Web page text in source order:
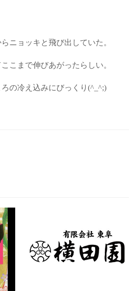
ニョッキと飛び出していた。
こまで伸びあがったらしい。
の冷え込みにびっくり(^_^;)